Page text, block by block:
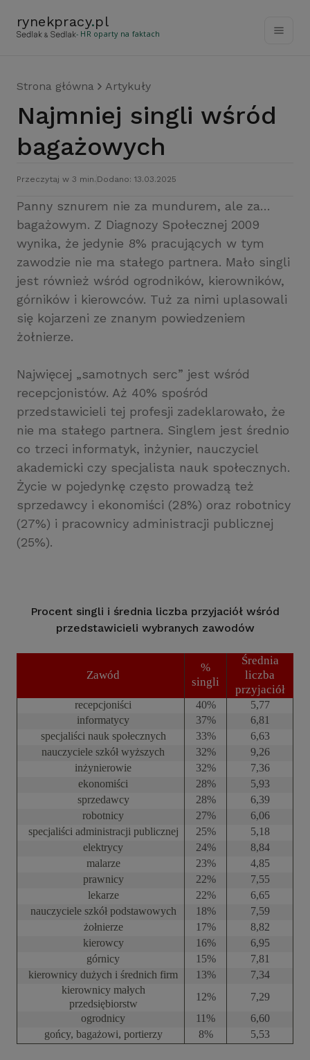
rynekpracy.pl
- HR oparty na faktach
Strona główna Artykuły
Najmniej singli wśród
bagażowych
Przeczytaj w 3 min. Dodano: 13.03.2025
Panny sznurem nie za mundurem, ale za…
bagażowym. Z Diagnozy Społecznej 2009
wynika, że jedynie 8% pracujących w tym
zawodzie nie ma stałego partnera. Mało singli
jest również wśród ogrodników, kierowników,
górników i kierowców. Tuż za nimi uplasowali
się kojarzeni ze znanym powiedzeniem
żołnierze.
Najwięcej „samotnych serc” jest wśród
recepcjonistów. Aż 40% spośród
przedstawicieli tej profesji zadeklarowało, że
nie ma stałego partnera. Singlem jest średnio
co trzeci informatyk, inżynier, nauczyciel
akademicki czy specjalista nauk społecznych.
Życie w pojedynkę często prowadzą też
sprzedawcy i ekonomiści (28%) oraz robotnicy
(27%) i pracownicy administracji publicznej
(25%).
Procent singli i średnia liczba przyjaciół wśród
przedstawicieli wybranych zawodów
Zawód
%
singli
Średnia
liczba
przyjaciół
recepcjoniści 40%
5,77
informatycy
37%
6,81
specjaliści nauk społecznych
33%
6,63
nauczyciele szkół wyższych
32%
9,26
inżynierowie
32%
7,36
ekonomiści
28%
5,93
sprzedawcy
28%
6,39
robotnicy
27%
6,06
specjaliści administracji publicznej
25%
5,18
elektrycy
24%
8,84
malarze
23%
4,85
prawnicy
22%
7,55
lekarze
22%
6,65
nauczyciele szkół podstawowych
18%
7,59
żołnierze
17%
8,82
kierowcy
16%
6,95
górnicy
15%
7,81
kierownicy dużych i średnich firm
13%
7,34
kierownicy małych
przedsiębiorstw
12%
7,29
ogrodnicy
11%
6,60
gońcy, bagażowi, portierzy
8% 5,53